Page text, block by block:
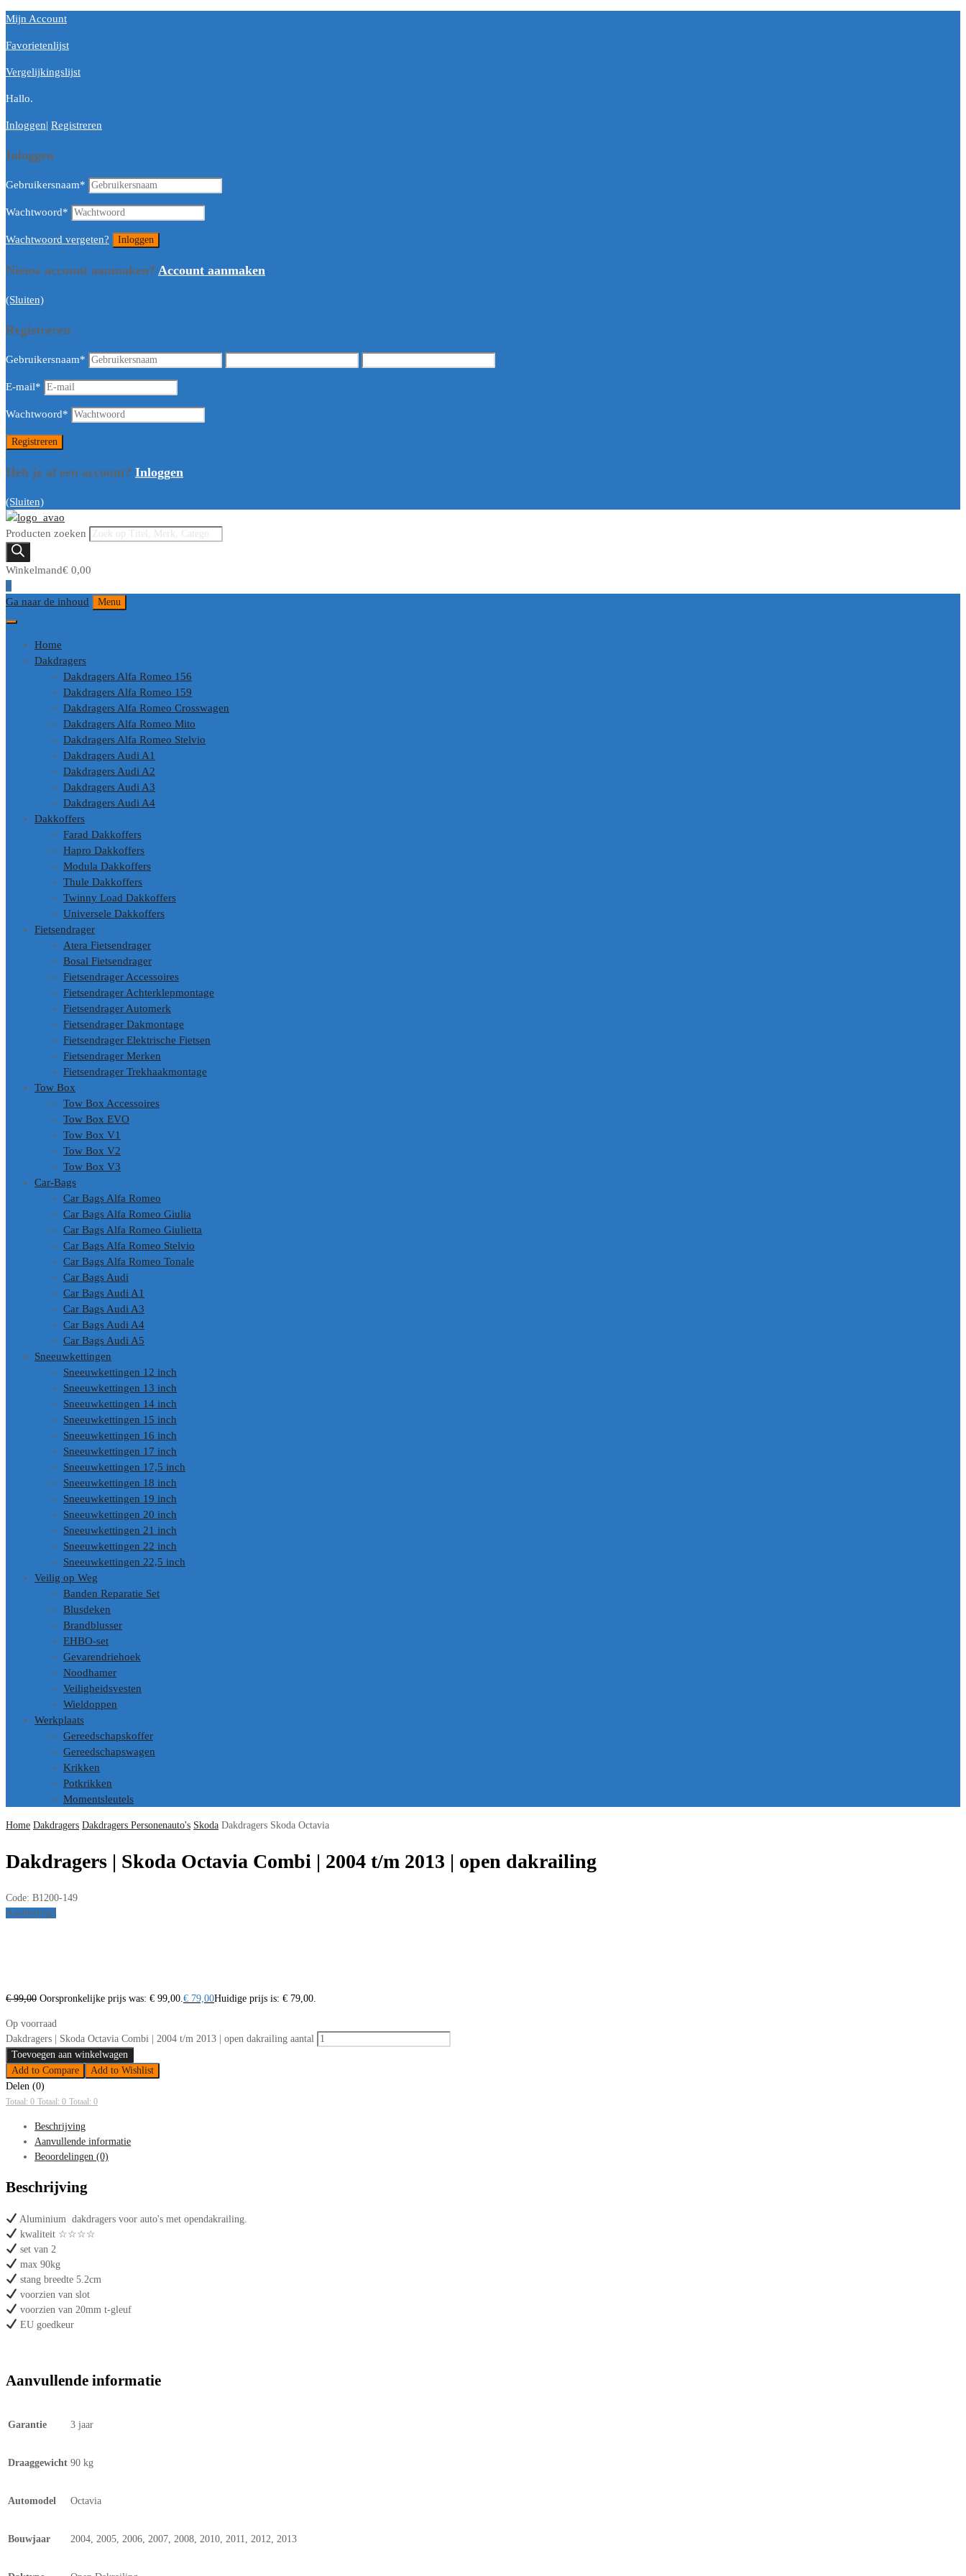
Mijn Account
Favorietenlijst
Vergelijkingslijst
Hallo.
Inloggen| Registreren
Inloggen
Gebruikersnaam*
Wachtwoord*
Wachtwoord vergeten?
Nieuw account aanmaken? Account aanmaken
(Sluiten)
Registreren
Gebruikersnaam*
E-mail*
Wachtwoord*
Heb je al een account? Inloggen
(Sluiten)
Producten zoeken
Winkelmand€ 0,00
0
Ga naar de inhoud
Menu
Home
Dakdragers
Dakdragers Alfa Romeo 156
Dakdragers Alfa Romeo 159
Dakdragers Alfa Romeo Crosswagen
Dakdragers Alfa Romeo Mito
Dakdragers Alfa Romeo Stelvio
Dakdragers Audi A1
Dakdragers Audi A2
Dakdragers Audi A3
Dakdragers Audi A4
Dakkoffers
Farad Dakkoffers
Hapro Dakkoffers
Modula Dakkoffers
Thule Dakkoffers
Twinny Load Dakkoffers
Universele Dakkoffers
Fietsendrager
Atera Fietsendrager
Bosal Fietsendrager
Fietsendrager Accessoires
Fietsendrager Achterklepmontage
Fietsendrager Automerk
Fietsendrager Dakmontage
Fietsendrager Elektrische Fietsen
Fietsendrager Merken
Fietsendrager Trekhaakmontage
Tow Box
Tow Box Accessoires
Tow Box EVO
Tow Box V1
Tow Box V2
Tow Box V3
Car-Bags
Car Bags Alfa Romeo
Car Bags Alfa Romeo Giulia
Car Bags Alfa Romeo Giulietta
Car Bags Alfa Romeo Stelvio
Car Bags Alfa Romeo Tonale
Car Bags Audi
Car Bags Audi A1
Car Bags Audi A3
Car Bags Audi A4
Car Bags Audi A5
Sneeuwkettingen
Sneeuwkettingen 12 inch
Sneeuwkettingen 13 inch
Sneeuwkettingen 14 inch
Sneeuwkettingen 15 inch
Sneeuwkettingen 16 inch
Sneeuwkettingen 17 inch
Sneeuwkettingen 17,5 inch
Sneeuwkettingen 18 inch
Sneeuwkettingen 19 inch
Sneeuwkettingen 20 inch
Sneeuwkettingen 21 inch
Sneeuwkettingen 22 inch
Sneeuwkettingen 22,5 inch
Veilig op Weg
Banden Reparatie Set
Blusdeken
Brandblusser
EHBO-set
Gevarendriehoek
Noodhamer
Veiligheidsvesten
Wieldoppen
Werkplaats
Gereedschapskoffer
Gereedschapswagen
Krikken
Potkrikken
Momentsleutels
Home Dakdragers Dakdragers Personenauto's Skoda Dakdragers Skoda Octavia
Dakdragers | Skoda Octavia Combi | 2004 t/m 2013 | open dakrailing
Code: B1200-149
Aanbieding!
€99,00 Oorspronkelijke prijs was: € 99,00. € 79,00Huidige prijs is: € 79,00.
Op voorraad
Dakdragers | Skoda Octavia Combi | 2004 t/m 2013 | open dakrailing aantal
Toevoegen aan winkelwagen
Add to Compare
Add to Wishlist
Delen (0)
Totaal: 0 Totaal: 0 Totaal: 0
Beschrijving
Aanvullende informatie
Beoordelingen (0)
Beschrijving
Aluminium dakdragers voor auto's met opendakrailing.
kwaliteit ☆☆☆☆
set van 2
max 90kg
stang breedte 5.2cm
voorzien van slot
voorzien van 20mm t-gleuf
EU goedkeur
Aanvullende informatie
Garantie 3 jaar
Draaggewicht 90 kg
Automodel Octavia
Bouwjaar 2004, 2005, 2006, 2007, 2008, 2010, 2011, 2012, 2013